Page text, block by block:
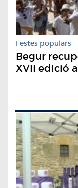
Festes populars
Begur
XVII edició